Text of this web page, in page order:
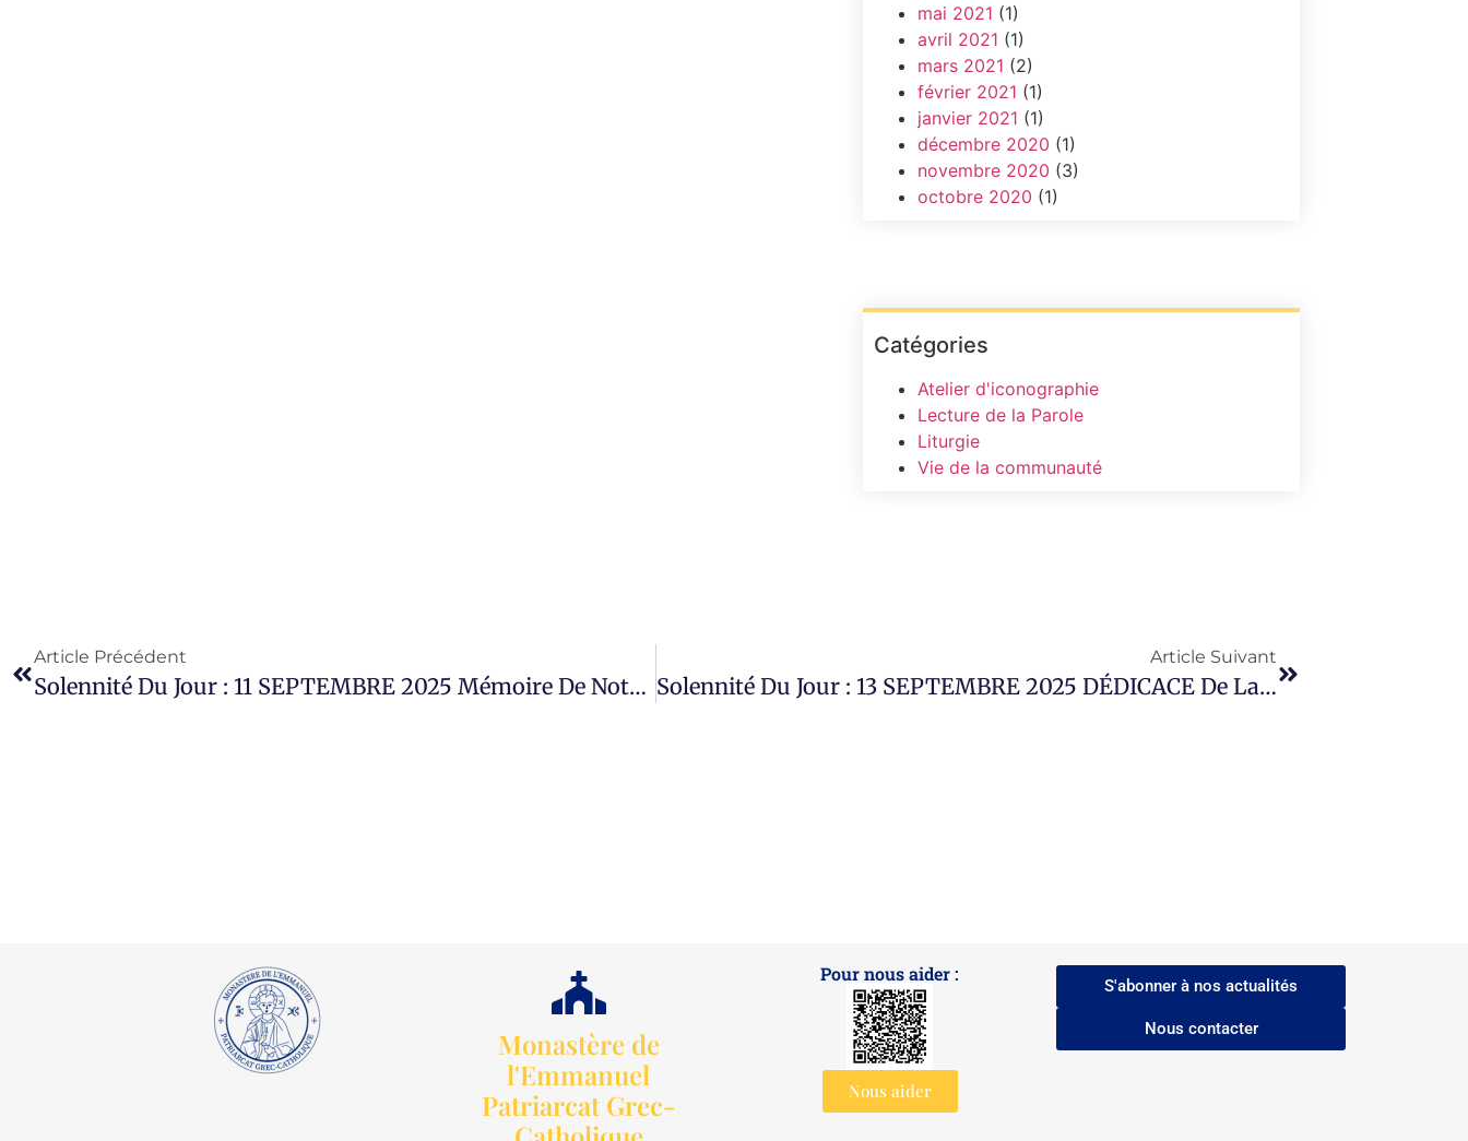
mai 2021 (1)
avril 2021 (1)
mars 2021 (2)
février 2021 (1)
janvier 2021 (1)
décembre 2020 (1)
novembre 2020 (3)
octobre 2020 (1)
Catégories
Atelier d'iconographie
Lecture de la Parole
Liturgie
Vie de la communauté
Article Précédent
Solennité Du Jour : 11 SEPTEMBRE 2025 Mémoire De Notre Sainte Mère THÉODORA D’Alexandrie.
Article Suivant
Solennité Du Jour : 13 SEPTEMBRE 2025 DÉDICACE De La Basilique De La Résurrection. — VIGILE De L’Exaltation De La Vénérable Et Vivifiante Croix. — Mémoire Du Saint Hiéromartyr CORNEILLE Le Centurion.
Monastère de
l'Emmanuel
Patriarcat Grec-
Pour nous aider :
Nous aider
S'abonner à nos actualités
Nous contacter